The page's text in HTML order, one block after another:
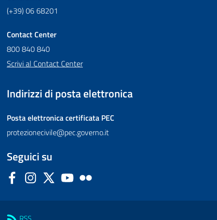
(+39) 06 68201
Contact Center
800 840 840
Scrivi al Contact Center
Indirizzi di posta elettronica
Posta elettronica certificata PEC
protezionecivile@pec.governo.it
Seguici su
FacebookInstagram
Twitter YouTube